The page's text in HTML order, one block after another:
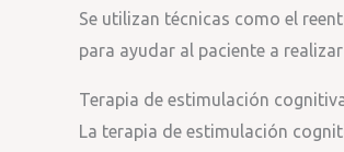
Se utilizan técnicas como el
para ayudar al paciente a
Terapia de estimulación
La terapia de estimulación